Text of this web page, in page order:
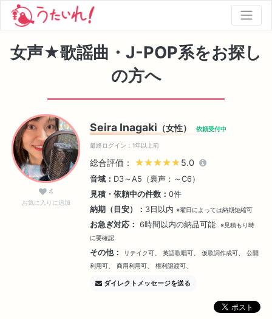
女声★歌謡曲・J-POP系をお探し
の方へ
4
お気に入りに追加
Seira Inagaki （女性） 依頼受付中
最終ログイン：1年以上前
総合評価： ★★★★★
★★★★★ 5.0
音域： D3～A5（裏声：～C6）
見積・依頼中の件数：0件
納期（目安）： 3日以内 ※曜日によっては納期短縮可
お急ぎ対応： 6時間以内の納品可能
※見積もり時
に要確認
その他： リテイク可、 英語歌唱可、 仮歌詞作成可、
公開
利用可、
商用利用可、 権利譲渡可、
ダイレクトメッセージを送る